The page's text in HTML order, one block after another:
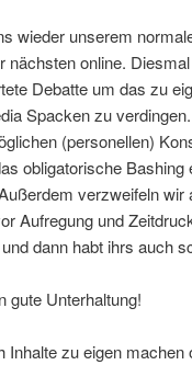
wieder unserem
nächsten online.
Debatte um das zu
Spacken zu
(personellen)
obligatorische
verzweifeln
Aufregung und
dann habt ihrs auch
gute Unterhaltung!
Inhalte zu eigen